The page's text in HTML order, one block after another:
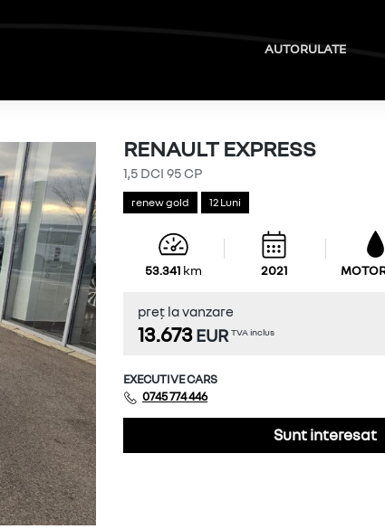
AUTORULATE
RENAULT EXPRESS
1,5 DCI 95 CP
renew gold 12 Luni
53.341 2021
preț la vanzare
13.673 EUR TVA inclus
EXECUTIVE CARS
0745 774 446
Sunt interesat
RENAULT EXPRESS
1,5 DCI 95 CP